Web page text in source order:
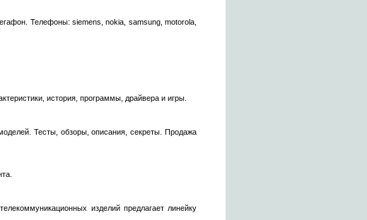
Телефоны: siemens, nokia, samsung, motorola,
история, программы, драйвера и игры.
Тесты, обзоры, описания, секреты. Продажа
изделий предлагает линейку